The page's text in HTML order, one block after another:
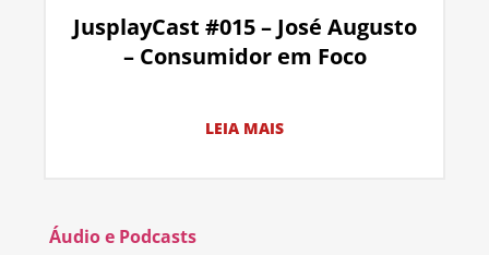
JusplayCast #015 – José Augusto
– Consumidor em Foco
LEIA MAIS
Áudio e Podcasts